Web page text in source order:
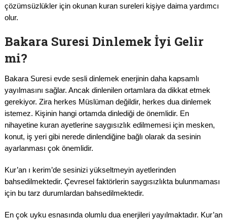
çözümsüzlükler için okunan kuran sureleri kişiye daima yardımcı
olur.
Bakara Suresi Dinlemek İyi Gelir
mi?
Bakara Suresi evde sesli dinlemek enerjinin daha kapsamlı
yayılmasını sağlar. Ancak dinlenilen ortamlara da dikkat etmek
gerekiyor. Zira herkes Müslüman değildir, herkes dua dinlemek
istemez. Kişinin hangi ortamda dinlediği de önemlidir. En
nihayetine kuran ayetlerine saygısızlık edilmemesi için mesken,
konut, iş yeri gibi nerede dinlendiğine bağlı olarak da sesinin
ayarlanması çok önemlidir.
Kur’an ı kerim’de sesinizi yükseltmeyin ayetlerinden
bahsedilmektedir. Çevresel faktörlerin saygısızlıkta bulunmaması
için bu tarz durumlardan bahsedilmektedir.
En çok uyku esnasında olumlu dua enerjileri yayılmaktadır. Kur’an